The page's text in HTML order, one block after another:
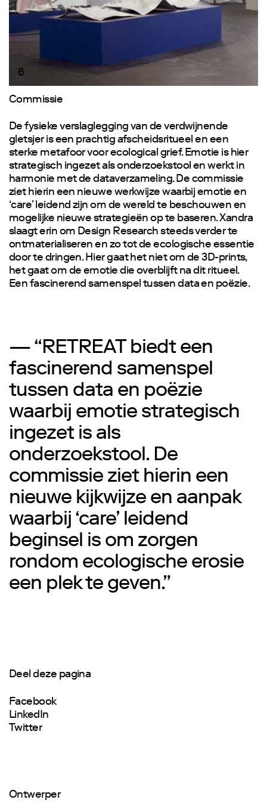
6
Commissie
De fysieke verslaglegging van de verdwijnende
gletsjer is een prachtig afscheidsritueel en een
sterke metafoor voor ecological grief. Emotie is hier
strategisch ingezet als onderzoekstool en werkt in
harmonie met de dataverzameling. De commissie
ziet hierin een nieuwe werkwijze waarbij emotie en
‘care’ leidend zijn om de wereld te beschouwen en
mogelijke nieuwe strategieën op te baseren. Xandra
slaagt erin om Design Research steeds verder te
ontmaterialiseren en zo tot de ecologische essentie
door te dringen. Hier gaat het niet om de 3D-prints,
het gaat om de emotie die overblijft na dit ritueel.
Een fascinerend samenspel tussen data en poëzie.
— “RETREAT biedt een
fascinerend samenspel
tussen data en poëzie
waarbij emotie strategisch
ingezet is als
onderzoekstool. De
commissie ziet hierin een
nieuwe kijkwijze en aanpak
waarbij ‘care’ leidend
beginsel is om zorgen
rondom ecologische erosie
een plek te geven.”
Deel deze pagina
Facebook
LinkedIn
Twitter
Ontwerper